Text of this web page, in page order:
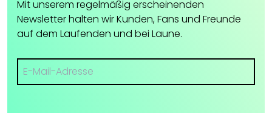
Mit unserem regelmäßig erscheinenden
Newsletter halten wir Kunden, Fans und Freunde
auf dem Laufenden und bei Laune.